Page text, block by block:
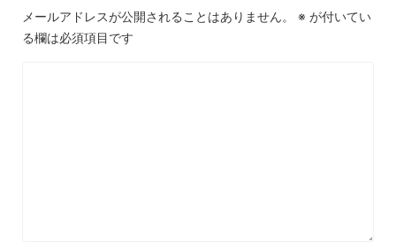
メールアドレスが公開されることはありません。 ※ が付いてい
る欄は必須項目です